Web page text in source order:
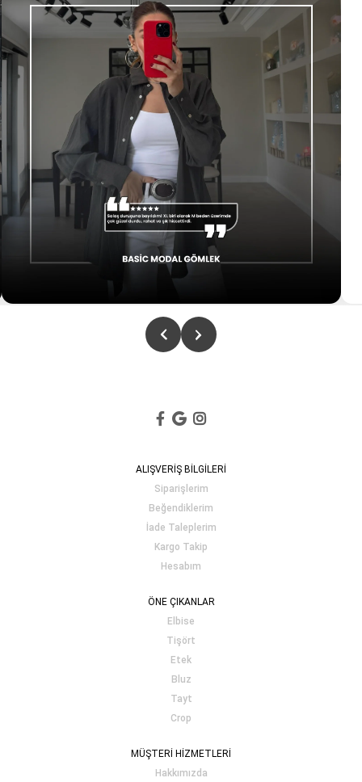
ALIŞVERİŞ BİLGİLERİ
Siparişlerim
Beğendiklerim
İade Taleplerim
Kargo Takip
Hesabım
ÖNE ÇIKANLAR
Elbise
Tişört
Etek
Bluz
Tayt
Crop
MÜŞTERİ HİZMETLERİ
Hakkımızda